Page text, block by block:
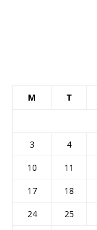
M T
3
4
10
11
17
18
24
25